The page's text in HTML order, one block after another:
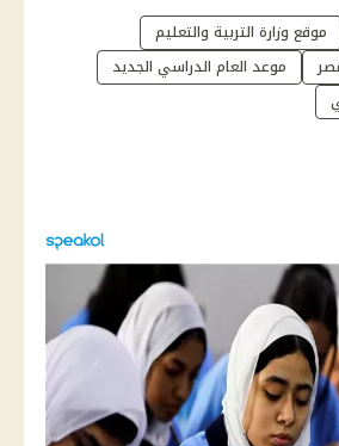
موقع وزارة التربية والتعليم
موعد العام الدراسي الجديد